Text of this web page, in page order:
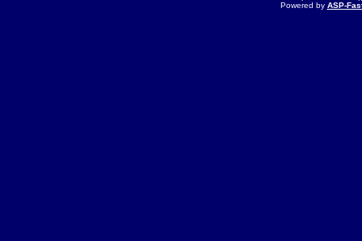
Powered by ASP-